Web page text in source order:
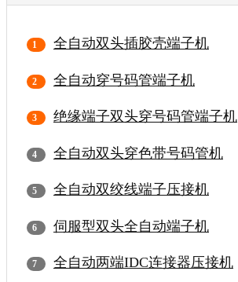
全自动双头插胶壳端子机
全自动穿号码管端子机
绝缘端子双头穿号码管端子机
全自动双头穿色带号码管机
全自动双绞线端子压接机
伺服型双头全自动端子机
全自动两端IDC连接器压接机